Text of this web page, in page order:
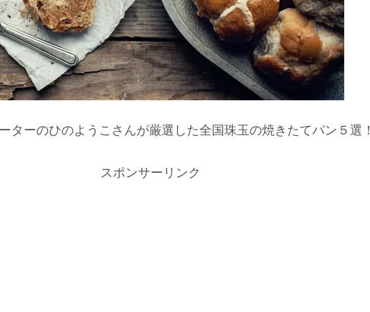
ターのひのようこさんが厳選した全国珠玉の焼きたてパン５選！
スポンサーリンク